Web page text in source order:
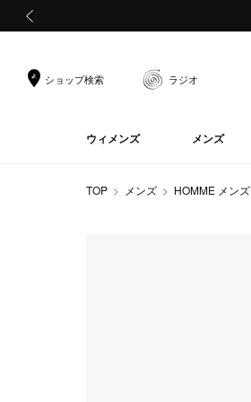
ショップ検索 ラジオ
ウィメンズ メンズ
TOP メンズ HOMME メンズ